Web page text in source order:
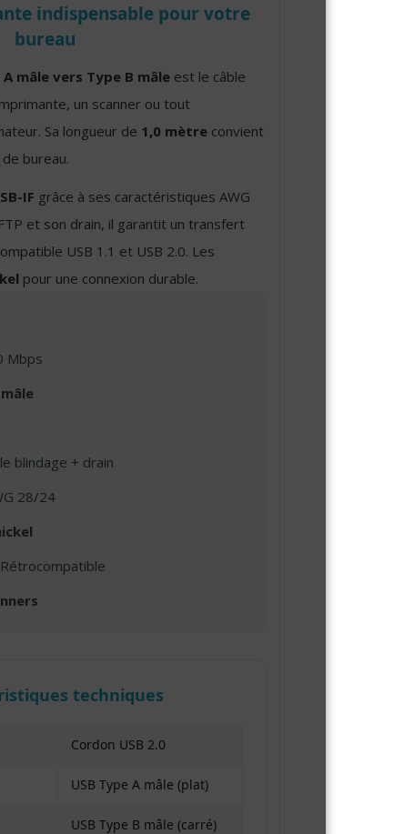
indispensable pour votre
bureau
mâle vers Type B mâleest le câble
un scanner ou tout
Sa longueur de 1,0 mètreconvient
bureau.
IF grâce à ses caractéristiques AWG
et son drain, il garantit un transfert
USB 1.1 et USB 2.0. Les
pour une connexion durable.
Mbps
blindage + drain
28/24
techniques
Cordon USB 2.0
USB Type A mâle (plat)
USB Type B mâle (carré)